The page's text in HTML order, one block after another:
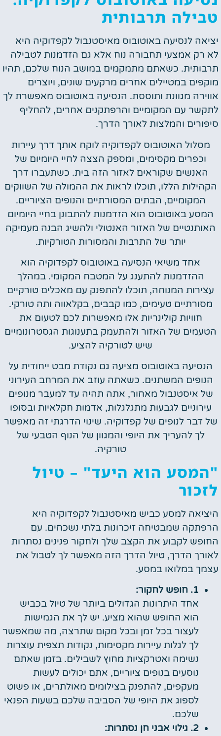
טבילה תרבותית
יציאה לנסיעה באוטובוס מאיסטנבול לקפדוקיה היא
לא רק אמצעי תחבורה נוח אלא גם הזדמנות לטבילה
תרבותית. כשאתם מתמקמים במושב הנוח שלכם, תהיו
מוקפים במטיילים אחרים מרקעים שונים, ויוצרים
אווירה מגוונת ותוססת. הנסיעה באוטובוס מאפשרת לך
לתקשר עם המקומיים והרפתקנים אחרים, להחליף
סיפורים והמלצות לאורך הדרך.
מסלול האוטובוס לקפדוקיה לוקח אותך דרך עיירות
וכפרים מקסימים, ומספק הצצה לחיי היומיום של
האנשים שקוראים לאזור הזה בית. כשתעברו דרך
הקהילות הללו, תוכלו לראות את ההמולה של השווקים
המקומיים, הבתים המסורתיים והנופים הציוריים.
המסע באוטובוס הוא הזדמנות להתבונן בחיי היומיום
האותנטיים של האזור האנטולי ולהשיג הבנה מעמיקה
יותר של התרבות והמסורות הטורקיות.
אחד משיאי הנסיעה באוטובוס לקפדוקיה הוא
ההזדמנות להתענג על המטבח המקומי. במהלך
עצירות המנוחה, תוכלו להתפנק עם מאכלים טורקיים
מסורתיים טעימים, כמו קבבים, בקלאווה ותה טורקי.
חוויות קולינריות אלו מאפשרות לכם לטעום את
הטעמים של האזור ולהתעמק בתענוגות הגסטרונומיים
שיש לטורקיה להציע.
הנסיעה באוטובוס מציעה גם נקודת מבט ייחודית על
הנופים המשתנים. כשאתה עוזב את המרחב העירוני
של איסטנבול מאחור, אתה תהיה עד למעבר מנופים
עירוניים לגבעות מתגלגלות, אדמות חקלאיות ובסופו
של דבר לנופים של קפדוקיה. שינוי הדרגתי זה מאפשר
לך להעריך את היופי והמגוון של הנוף הטבעי של
טורקיה.
"המסע הוא היעד" – טיול
לזכור
היציאה למסע כביש מאיסטנבול לקפדוקיה היא
הרפתקה שמבטיחה זיכרונות בלתי נשכחים. עם
החופש לקבוע את הקצב שלך ולחקור פנינים נסתרות
לאורך הדרך, טיול הדרך הזה מאפשר לך לטבול את
עצמך במלואו במסע.
1. חופש לחקור:
אחד היתרונות הגדולים ביותר של טיול בכביש
הוא החופש שהוא מציע. יש לך את הגמישות
לעצור בכל זמן ובכל מקום שתרצה, מה שמאפשר
לך לגלות עיירות מקסימות, נקודות תצפית עוצרות
נשימה ואטרקציות מחוץ לשבילים. בזמן שאתם
נוסעים בנופים ציוריים, אתם יכולים לעשות
מעקפים, להתפנק בצילומים מאולתרים, או פשוט
לספוג את היופי של הסביבה שלכם בשעות הפנאי
שלכם.
2. גילוי אבני חן נסתרות: